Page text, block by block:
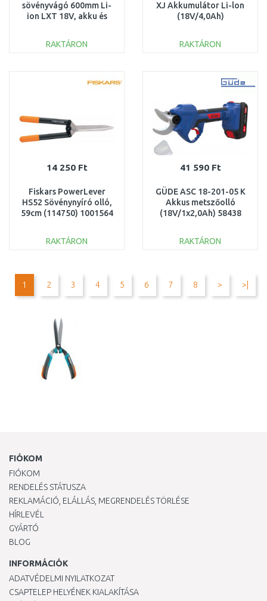
sövényvágó 600mm Li-
ion LXT 18V, akku és
RAKTÁRON
Összehasonlítás
XJ Akkumulátor Li-lon
(18V/4,0Ah)
RAKTÁRON
Összehasonlítás
14 250 Ft
Fiskars PowerLever
HS52 Sövénynyíró olló,
59cm (114750) 1001564
RAKTÁRON
Összehasonlítás
41 590 Ft
GÜDE ASC 18-201-05 K
Akkus metszőolló
(18V/1x2,0Ah) 58438
RAKTÁRON
Összehasonlítás
1 2 3 4 5 6 7 8 > >|
FIÓKOM
FIÓKOM
RENDELÉS STÁTUSZA
REKLAMÁCIÓ, ELÁLLÁS, MEGRENDELÉS TÖRLÉSE
HÍRLEVÉL
GYÁRTÓ
BLOG
INFORMÁCIÓK
ADATVÉDELMI NYILATKOZAT
CSAPTELEP HELYÉNEK KIALAKÍTÁSA